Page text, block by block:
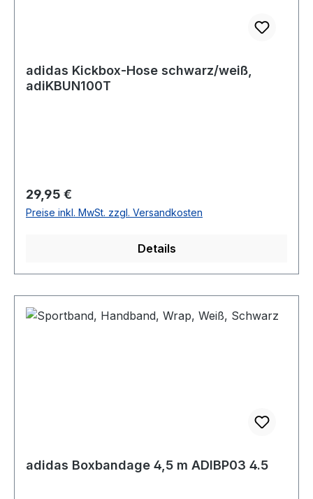
adidas Kickbox-Hose schwarz/weiß,
adiKBUN100T
Regulärer Preis:
29,95 €
Preise inkl. MwSt. zzgl. Versandkosten
Details
adidas Boxbandage 4,5 m ADIBP03 4.5